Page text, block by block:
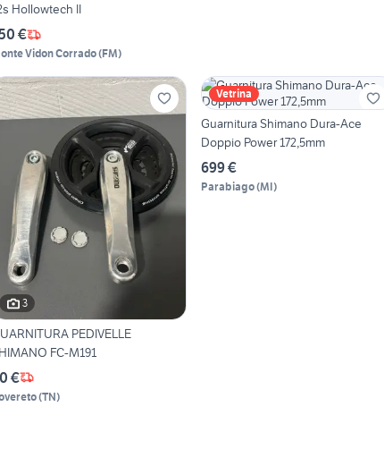
Hollowtech II
€
Vidon Corrado(FM)
3
PEDIVELLE
FC-M191
€
(TN)
Vetrina
Guarnitura Shimano Dura-Ace
Doppio Power 172,5mm
699 €
Parabiago(MI)